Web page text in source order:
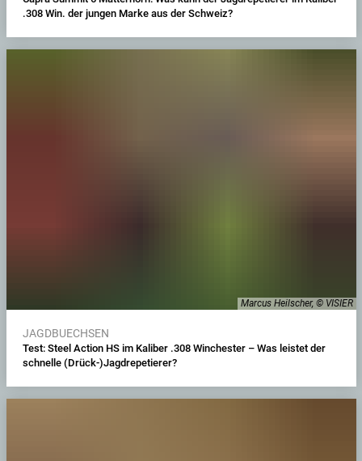
.308 Win. der jungen Marke aus der Schweiz?
Marcus Heilscher, © VISIER
JAGDBUECHSEN
Test: Steel Action HS im Kaliber .308 Winchester – Was leistet der
schnelle (Drück-)Jagdrepetierer?